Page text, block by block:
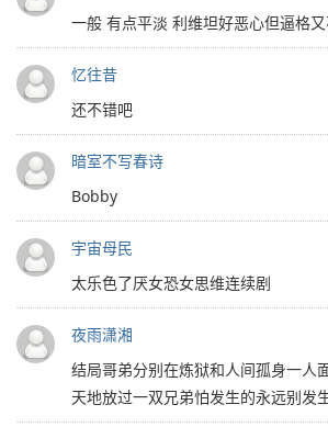
一般 有点平淡 利维坦好恶心但逼格
忆往昔
还不错吧
暗室不写春诗
Bobby
宇宙母民
太乐色了厌女恐女思维连续剧
夜雨潇湘
结局哥弟分别在炼狱和人间孤身一人
天地放过一双兄弟怕发生的永远别发